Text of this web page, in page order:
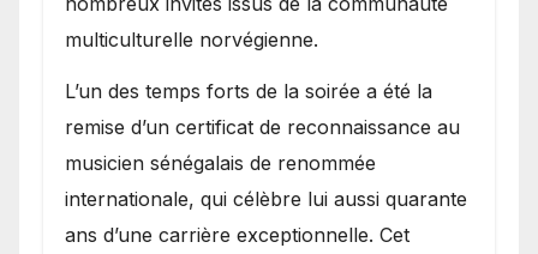
multiculturelle norvégienne.
​L’un des temps forts de la soirée a été la
remise d’un certificat de reconnaissance au
musicien sénégalais de renommée
internationale, qui célèbre lui aussi quarante
ans d’une carrière exceptionnelle. Cet